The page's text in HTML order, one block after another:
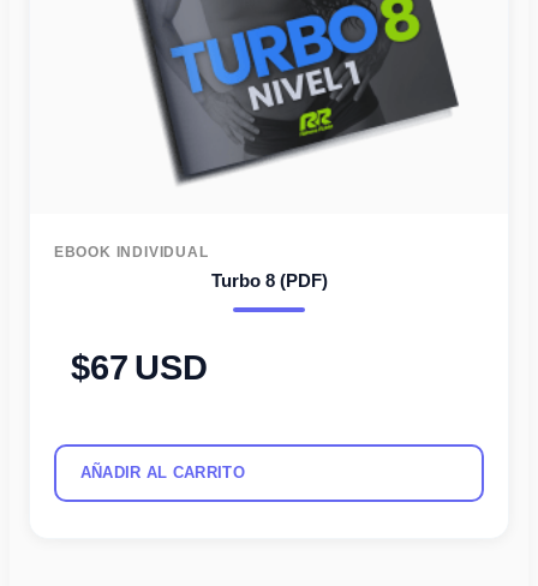
EBOOK INDIVIDUAL
Turbo 8 (PDF)
67 USD
AÑADIR AL CARRITO